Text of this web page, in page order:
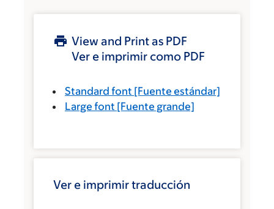
View and Print as PDF
Ver e imprimir como PDF
Standard font [Fuente estándar]
Large font [Fuente grande]
Ver e imprimir traducción